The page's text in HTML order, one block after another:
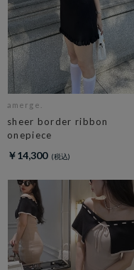
amerge.
sheer border ribbon
onepiece
￥14,300